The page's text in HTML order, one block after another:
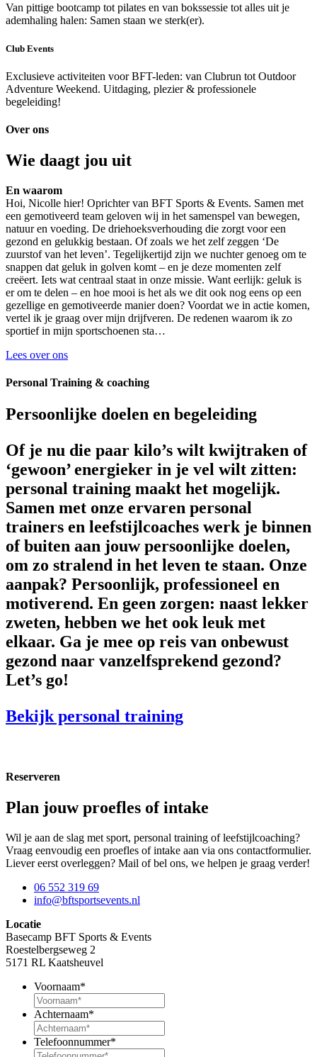
Van pittige bootcamp tot pilates en van bokssessie tot alles uit je
ademhaling halen: Samen staan we sterk(er).
Club Events
Exclusieve activiteiten voor BFT-leden: van Clubrun tot Outdoor
Adventure Weekend. Uitdaging, plezier & professionele
begeleiding!
Over ons
Wie daagt jou uit
En waarom
Hoi, Nicolle hier! Oprichter van BFT Sports & Events. Samen met
een gemotiveerd team geloven wij in het samenspel van bewegen,
natuur en voeding. De driehoeksverhouding die zorgt voor een
gezond en gelukkig bestaan. Of zoals we het zelf zeggen ‘De
zuurstof van het leven’. Tegelijkertijd zijn we nuchter genoeg om te
snappen dat geluk in golven komt – en je deze momenten zelf
creëert. Iets wat centraal staat in onze missie. Want eerlijk: geluk is
er om te delen – en hoe mooi is het als we dit ook nog eens op een
gezellige en gemotiveerde manier doen? Voordat we in actie komen,
vertel ik je graag over mijn drijfveren. De redenen waarom ik zo
sportief in mijn sportschoenen sta…
Lees over ons
Personal Training & coaching
Persoonlijke doelen en begeleiding
Of je nu die paar kilo’s wilt kwijtraken of
‘gewoon’ energieker in je vel wilt zitten:
personal training maakt het mogelijk.
Samen met onze ervaren personal
trainers en leefstijlcoaches werk je binnen
of buiten aan jouw persoonlijke doelen,
om zo stralend in het leven te staan. Onze
aanpak? Persoonlijk, professioneel en
motiverend. En geen zorgen: naast lekker
zweten, hebben we het ook leuk met
elkaar. Ga je mee op reis van onbewust
gezond naar vanzelfsprekend gezond?
Let’s go!
Bekijk personal training
Reserveren
Plan jouw proefles of intake
Wil je aan de slag met sport, personal training of leefstijlcoaching?
Vraag eenvoudig een proefles of intake aan via ons contactformulier.
Liever eerst overleggen? Mail of bel ons, we helpen je graag verder!
06 552 319 69
info@bftsportsevents.nl
Locatie
Basecamp BFT Sports & Events
Roestelbergseweg 2
5171 RL Kaatsheuvel
Voornaam*
Achternaam*
Telefoonnummer*